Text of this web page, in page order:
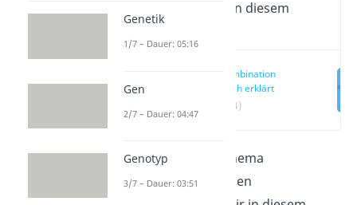
Wichtige Inhalte in diesem
Video
Rekombination
einfach erklärt
(00:14)
Alles, was du zum Thema
Rekombination
wissen
Genetik
1/7 – Dauer: 05:16
Gen
2/7 – Dauer: 04:47
Genotyp
3/7 – Dauer: 03:51